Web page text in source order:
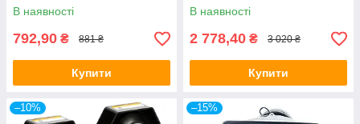
В наявності
792,90 ₴ 881 ₴
Купити
В наявності
2 778,40 ₴ 3 020 ₴
Купити
–10% –15%